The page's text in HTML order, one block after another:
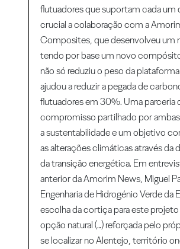
flutuadores que suportam cada um
crucial a colaboração com a
Composites, que desenvolveu um
tendo por base um novo
não só reduziu o peso da
ajudou a reduzir a pegada de
flutuadores em 30%. Uma parceria
compromisso partilhado por
a sustentabilidade e um objetivo
as alterações climáticas através da
da transição energética. Em
anterior da Amorim News, Miguel
Engenharia de Hidrogénio Verde da
escolha da cortiça para este
opção natural (…) reforçada pelo
se localizar no Alentejo, território